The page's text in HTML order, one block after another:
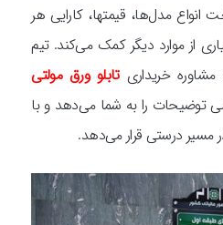
انواع مدل‌ها، قیمتها، کارایی هر
از موارد دیگر کمک می‌کند. تیم
مشاوره خریداریتابلو ورق مولتی
توضیحات را به شما می‌دهد و با
مسیر درستی قرار می‌دهد.